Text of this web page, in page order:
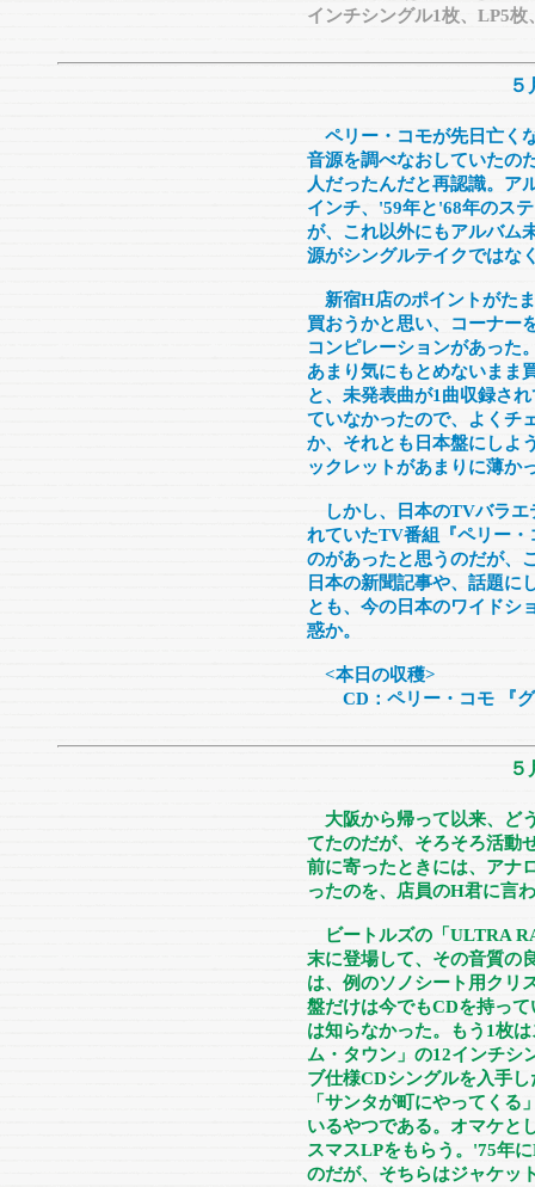
インチシングル1枚、LP5枚
ペリー・コモが先日亡く
音源を調べなおしていたの
人だったんだと再認識。ア
インチ、'59年と'68年のス
が、これ以外にもアルバム
源がシングルテイクではな
新宿H店のポイントがた
買おうかと思い、コーナー
コンピレーションがあった
あまり気にもとめないまま
と、未発表曲が1曲収録さ
ていなかったので、よくチ
か、それとも日本盤にしよ
ックレットがあまりに薄か
しかし、日本のTVバラエ
れていたTV番組『ペリー
のがあったと思うのだが、
日本の新聞記事や、話題に
とも、今の日本のワイドシ
惑か。
<本日の収穫>
CD：ペリー・コモ 『グ
大阪から帰って以来、ど
てたのだが、そろそろ活動
前に寄ったときには、アナ
ったのを、店員のH君に言
ビートルズの「ULTRA
末に登場して、その音質の
は、例のソノシート用クリ
盤だけは今でもCDを持っ
は知らなかった。もう1枚
ム・タウン」の12インチシ
ブ仕様CDシングルを入手
「サンタが町にやってく
いるやつである。オマケと
スマスLPをもらう。'75年
のだが、そちらはジャケッ